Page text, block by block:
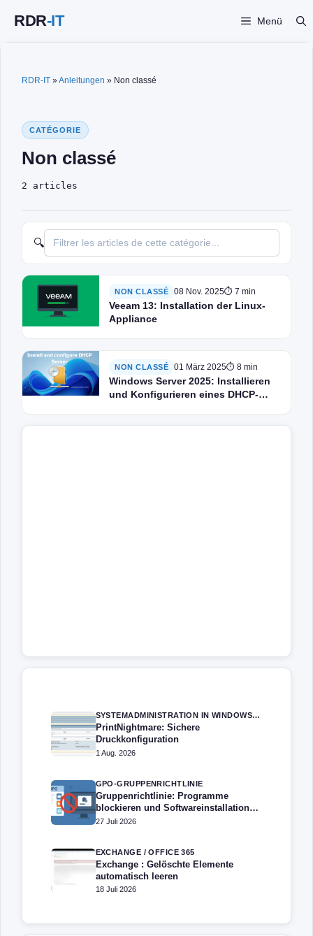
Inhalt
Menü
RDR-IT »Anleitungen » Non classé
CATÉGORIE
Non classé
2 articles
🔍
NON CLASSÉ 08 Nov. 2025⏱ 7 min
Veeam 13: Installation der Linux-
Appliance
NON CLASSÉ 01 März 2025⏱ 8 min
Windows Server 2025: Installieren
und Konfigurieren eines DHCP-
SYSTEMADMINISTRATION IN WINDOWS SERVER
PrintNightmare: Sichere
Druckkonfiguration
1 Aug. 2026
GPO-GRUPPENRICHTLINIE
Gruppenrichtlinie: Programme
blockieren und Softwareinstallation
verhindern – Softwarebeschränkung
27 Juli 2026
EXCHANGE / OFFICE 365
Exchange : Gelöschte Elemente
automatisch leeren
18 Juli 2026